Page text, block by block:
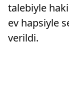
talebiyle
ev hapsiyle
verildi.